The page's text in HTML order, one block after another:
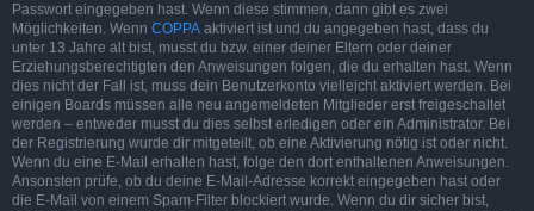
Passwort eingegeben hast. Wenn diese stimmen, dann gibt es zwei
Möglichkeiten. Wenn COPPA aktiviert ist und du angegeben hast, dass du
unter 13 Jahre alt bist, musst du bzw. einer deiner Eltern oder deiner
Erziehungsberechtigten den Anweisungen folgen, die du erhalten hast. Wenn
dies nicht der Fall ist, muss dein Benutzerkonto vielleicht aktiviert werden. Bei
einigen Boards müssen alle neu angemeldeten Mitglieder erst freigeschaltet
werden – entweder musst du dies selbst erledigen oder ein Administrator. Bei
der Registrierung wurde dir mitgeteilt, ob eine Aktivierung nötig ist oder nicht.
Wenn du eine E-Mail erhalten hast, folge den dort enthaltenen Anweisungen.
Ansonsten prüfe, ob du deine E-Mail-Adresse korrekt eingegeben hast oder
die E-Mail von einem Spam-Filter blockiert wurde. Wenn du dir sicher bist,